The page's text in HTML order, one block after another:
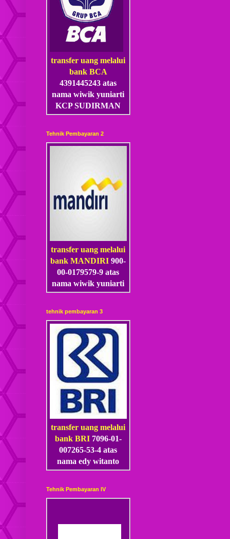
transfer uang melalui
bank BCA
4391445243 atas
nama wiwik yuniarti
KCP SUDIRMAN
Tehnik Pembayaran 2
transfer uang melalui
bank MANDIRI900-
00-0179579-9 atas
nama wiwik yuniarti
tehnik pembayaran 3
transfer uang melalui
bank BRI 7096-01-
007265-53-4 atas
nama edy witanto
Tehnik Pembayaran IV